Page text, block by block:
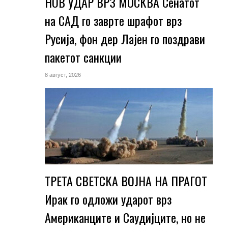
на САД го заврте шрафот врз
Русија, фон дер Лајен го поздрави
пакетот санкции
8 август, 2026
ТРЕТА СВЕТСКА ВОЈНА НА ПРАГОТ
Ирак го одложи ударот врз
Американците и Саудијците, но не